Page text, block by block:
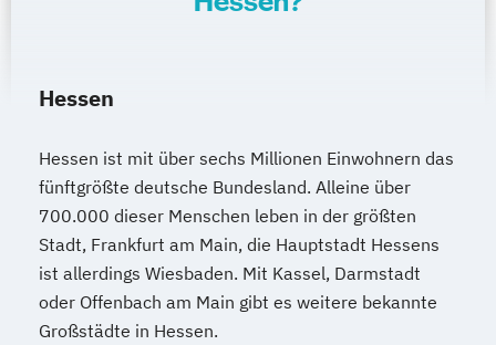
Hessen
Hessen ist mit über sechs Millionen Einwohnern das
fünftgrößte deutsche Bundesland. Alleine über
700.000 dieser Menschen leben in der größten
Stadt, Frankfurt am Main, die Hauptstadt Hessens
ist allerdings Wiesbaden. Mit Kassel, Darmstadt
oder Offenbach am Main gibt es weitere bekannte
Großstädte in Hessen.